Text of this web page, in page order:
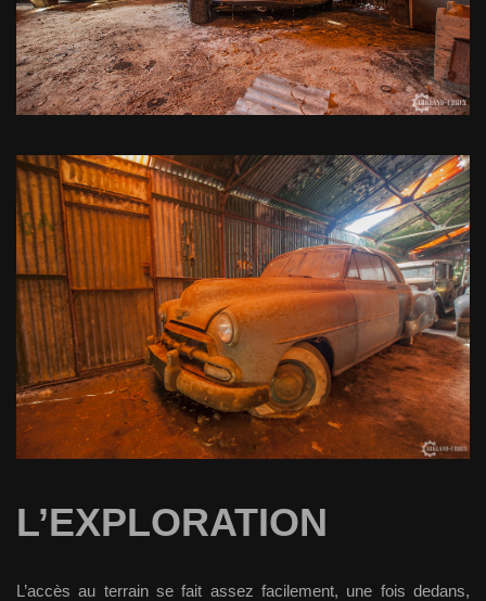
L’EXPLORATION
L’accès au terrain se fait assez facilement, une fois dedans,